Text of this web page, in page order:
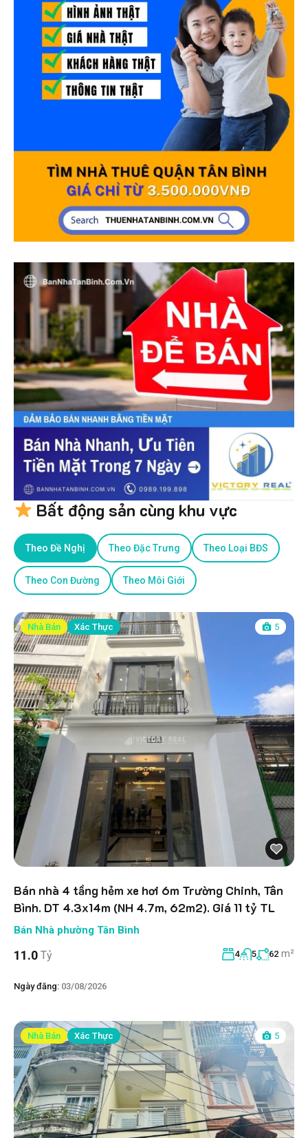
Bất động sản cùng khu vực
Theo Đề Nghị Theo Đặc Trưng Theo Loại BĐS
Theo Con Đường Theo Môi Giới
Nhà Bán Xác Thực 5
Bán nhà 4 tầng hẻm xe hơi 6m Trường Chinh, Tân
Bình. DT 4.3x14m (NH 4.7m, 62m2). Giá 11 tỷ TL
Bán Nhà phường Tân Bình
11.0 Tỷ 4 5 62 m²
Ngày đăng: 03/08/2026
Nhà Bán Xác Thực 5